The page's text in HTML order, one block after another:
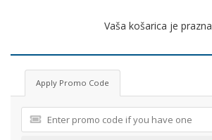
Vaša košarica je prazna
Apply Promo Code